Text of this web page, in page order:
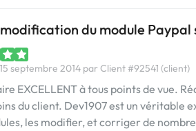
du module Paypal
septembre 2014 par Client #92541 (client)
EXCELLENT à tous points de vue.
du client. Dev1907 est un véritable
les modifier, et corriger de